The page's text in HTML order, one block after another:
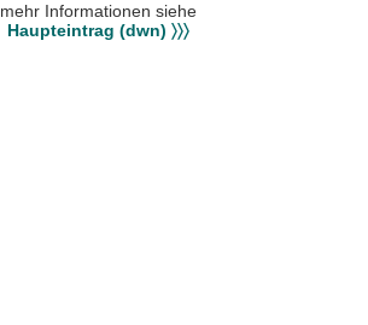
mehr Informationen siehe
Haupteintrag (dwn) 〉〉〉